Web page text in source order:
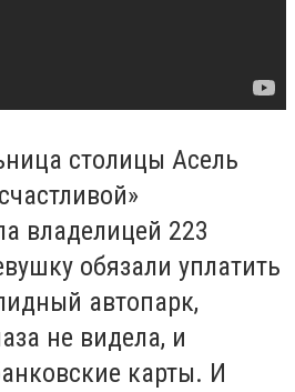
столицы Асель
владелицей 223
обязали уплатить
автопарк,
не видела, и
карты. И